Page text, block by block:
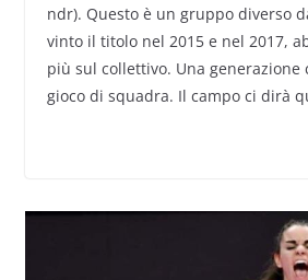
ndr). Questo è un gruppo diverso
vinto il titolo nel 2015 e nel 2017,
più sul collettivo. Una generazione
gioco di squadra. Il campo ci dirà